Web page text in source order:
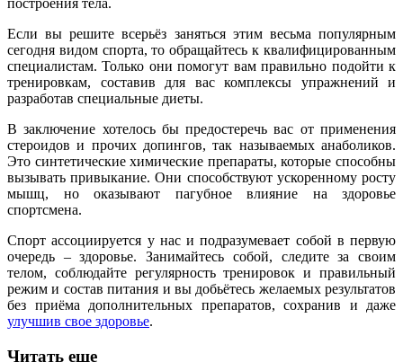
Если вы решите всерьёз заняться этим весьма популярным
сегодня видом спорта, то обращайтесь к квалифицированным
специалистам. Только они помогут вам правильно подойти к
тренировкам, составив для вас комплексы упражнений и
разработав специальные диеты.
В заключение хотелось бы предостеречь вас от применения
стероидов и прочих допингов, так называемых анаболиков.
Это синтетические химические препараты, которые способны
вызывать привыкание. Они способствуют ускоренному росту
мышц, но оказывают пагубное влияние на здоровье
спортсмена.
Спорт ассоциируется у нас и подразумевает собой в первую
очередь – здоровье. Занимайтесь собой, следите за своим
телом, соблюдайте регулярность тренировок и правильный
режим и состав питания и вы добьётесь желаемых результатов
без приёма дополнительных препаратов, сохранив и даже
улучшив свое здоровье.
Читать еще